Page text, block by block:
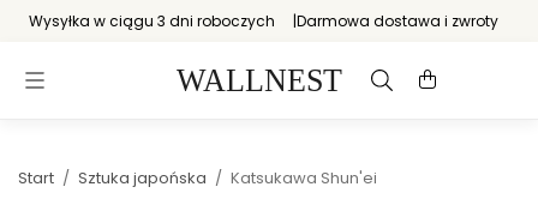
Wysyłka w ciągu 3 dni roboczych Darmowa dostawa i zwroty
Start / Sztuka japońska / Katsukawa Shun'ei